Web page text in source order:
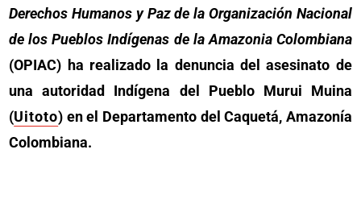
Derechos Humanos y Paz de la Organización Nacional
de los Pueblos Indígenas de la Amazonia Colombiana
(OPIAC) ha realizado la denuncia del asesinato de
una autoridad Indígena del Pueblo Murui Muina
(Uitoto) en el Departamento del Caquetá, Amazonía
Colombiana.